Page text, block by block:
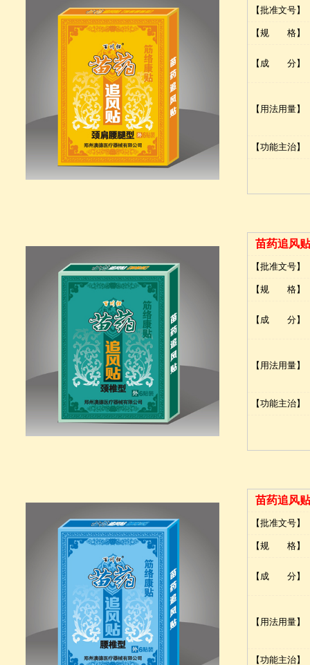
【批准文号】
【规 格】
【成 分】
【用法用量】
【功能主治】
苗药追风
【批准文号】
【规 格】
【成 分】
【用法用量】
【功能主治】
苗药追风
【批准文号】
【规 格】
【成 分】
【用法用量】
【功能主治】